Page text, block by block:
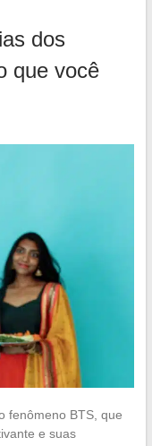
dos
que você
fenômeno BTS, que
e suas